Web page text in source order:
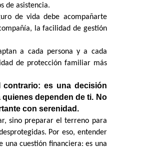
de asistencia.
de vida debe acompañarte
la facilidad de gestión
a cada persona y a cada
de protección familiar más
es una decisión
dependen de ti. No
con serenidad.
sino preparar el terreno para
Por eso, entender
una cuestión financiera: es una